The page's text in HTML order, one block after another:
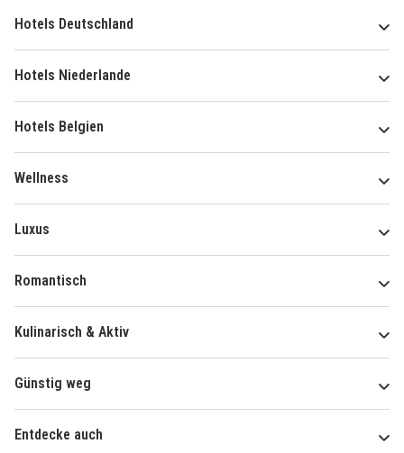
Hotels Deutschland
Hotels Niederlande
Hotels Belgien
Wellness
Luxus
Romantisch
Kulinarisch & Aktiv
Günstig weg
Entdecke auch